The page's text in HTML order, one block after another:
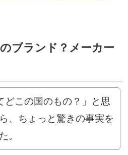
ブランド？メーカー
どこの国のもの？」と思
、ちょっと驚きの事実を
。